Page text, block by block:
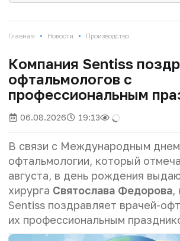
Главная • Новости • Производство
Компания Sentiss
офтальмологов с
профессиональным
06.08.2026 19:13
В связи с Международным днем
офтальмологии, который
августа, в день рождения
хирурга Святослава Федорова,
Sentiss поздравляет врачей-
их профессиональным